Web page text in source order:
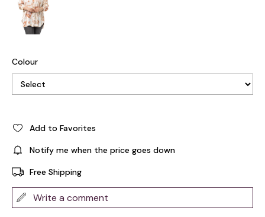
Colour
Add to Favorites
Notify me when the price goes down
Free Shipping
Write a comment